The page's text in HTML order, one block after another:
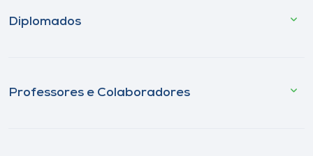
Diplomados
Professores e Colaboradores